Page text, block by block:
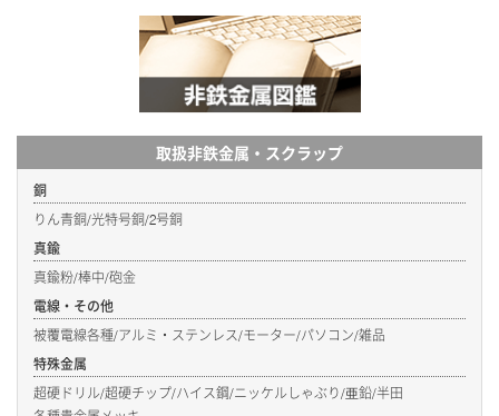
取扱非鉄金属・スクラップ
銅
りん青銅/光特号銅/2号銅
真鍮
真鍮粉/棒中/砲金
電線・その他
被覆電線各種/アルミ・ステンレス/モーター/パソコン/雑品
特殊金属
超硬ドリル/超硬チップ/ハイス鋼/ニッケルしゃぶり/亜鉛/半田